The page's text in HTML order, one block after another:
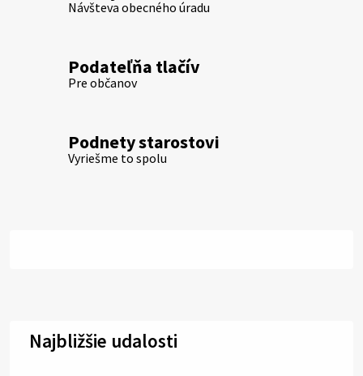
Návšteva obecného úradu
Podateľňa tlačív
Pre občanov
Podnety starostovi
Vyriešme to spolu
Najbližšie udalosti